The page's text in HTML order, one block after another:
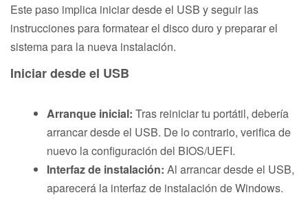
Este paso implica iniciar desde el USB y seguir las
instrucciones para formatear el disco duro y preparar el
sistema para la nueva instalación.
Iniciar desde el USB
Arranque inicial: Tras reiniciar tu portátil, debería
arrancar desde el USB. De lo contrario, verifica de
nuevo la configuración del BIOS/UEFI.
Interfaz de instalación: Al arrancar desde el USB,
aparecerá la interfaz de instalación de Windows.